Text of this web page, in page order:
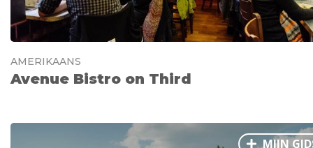
AMERIKAANS
Avenue Bistro on Third
MIJN